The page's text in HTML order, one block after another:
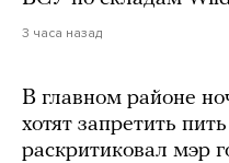
3 часа назад
В главном районе
хотят запретить
раскритиковал мэр